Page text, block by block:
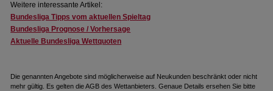
Weitere interessante Artikel:
Bundesliga Tipps vom aktuellen Spieltag
Bundesliga Prognose / Vorhersage
Aktuelle Bundesliga Wettquoten
Die genannten Angebote sind möglicherweise auf Neukunden beschränkt oder nicht
mehr gültig. Es gelten die AGB des Wettanbieters. Genaue Details ersehen Sie bitte